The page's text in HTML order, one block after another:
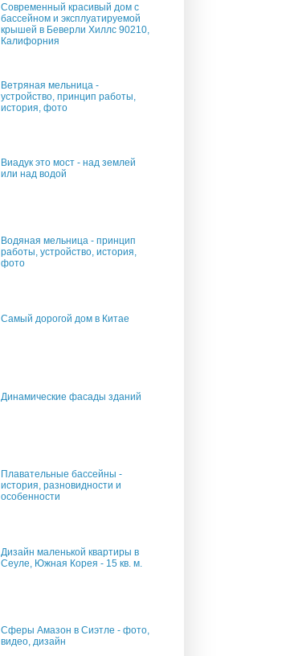
Современный красивый дом с
бассейном и эксплуатируемой
крышей в Беверли Хиллс 90210,
Калифорния
Ветряная мельница -
устройство, принцип работы,
история, фото
Виадук это мост - над землей
или над водой
Водяная мельница - принцип
работы, устройство, история,
фото
Самый дорогой дом в Китае
Динамические фасады зданий
Плавательные бассейны -
история, разновидности и
особенности
Дизайн маленькой квартиры в
Сеуле, Южная Корея - 15 кв. м.
Сферы Амазон в Сиэтле - фото,
видео, дизайн